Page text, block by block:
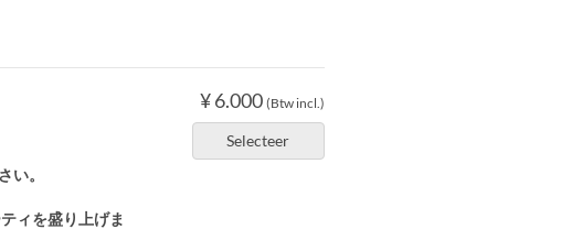
¥ 6.000 (Btw incl.)
Selecteer
い。
ィを盛り上げま